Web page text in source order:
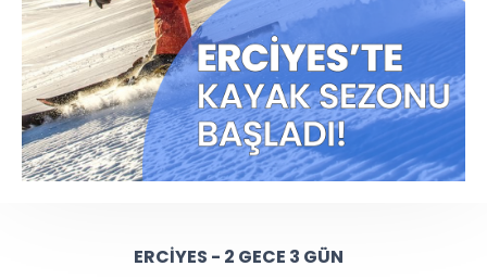
ERCIYES - 2 GECE 3 GÜN